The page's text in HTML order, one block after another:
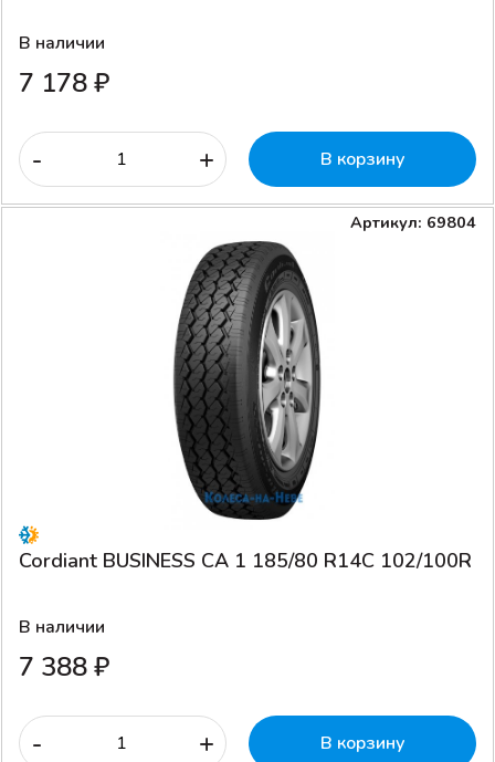
В наличии
7 178 ₽
- + В корзину
Артикул: 69804
Cordiant BUSINESS CA 1 185/80 R14C 102/100R
В наличии
7 388 ₽
- + В корзину